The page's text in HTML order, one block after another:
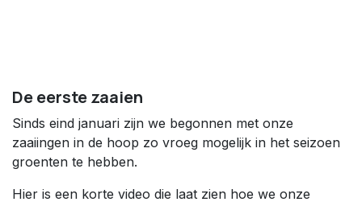
De eerste zaaien
Sinds eind januari zijn we begonnen met onze
zaaiingen in de hoop zo vroeg mogelijk in het seizoen
groenten te hebben.
Hier is een korte video die laat zien hoe we onze